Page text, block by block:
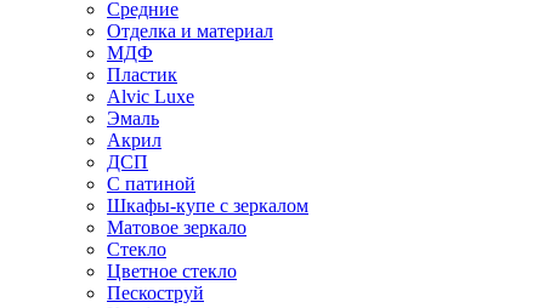
Средние
Отделка и материал
МДФ
Пластик
Alvic Luxe
Эмаль
Акрил
ДСП
С патиной
Шкафы-купе с зеркалом
Матовое зеркало
Стекло
Цветное стекло
Пескоструй